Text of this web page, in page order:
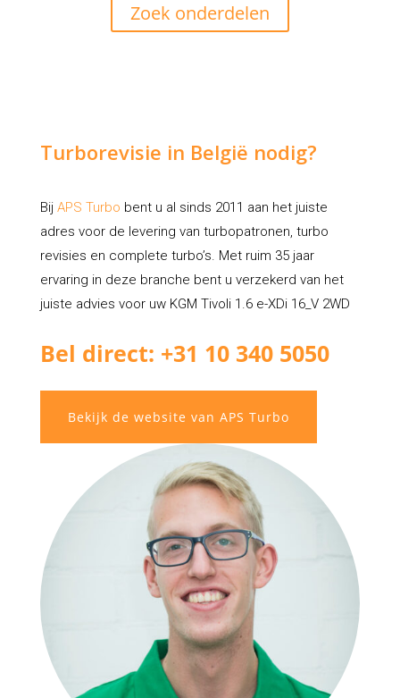
Zoek onderdelen
Turborevisie in België nodig?
Bij APS Turbo bent u al sinds 2011 aan het juiste
adres voor de levering van turbopatronen, turbo
revisies en complete turbo’s. Met ruim 35 jaar
ervaring in deze branche bent u verzekerd van het
juiste advies voor uw KGM Tivoli 1.6 e-XDi 16_V 2WD
Bel direct: +31 10 340 5050
Bekijk de website van APS Turbo